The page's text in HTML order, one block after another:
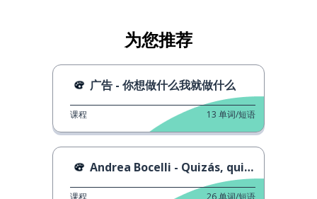
为您推荐
广告 - 你想做什么我就做什么
课程 13 单词/短语
Andrea Bocelli - Quizás, quizás, quizás
课程 26单词/短语